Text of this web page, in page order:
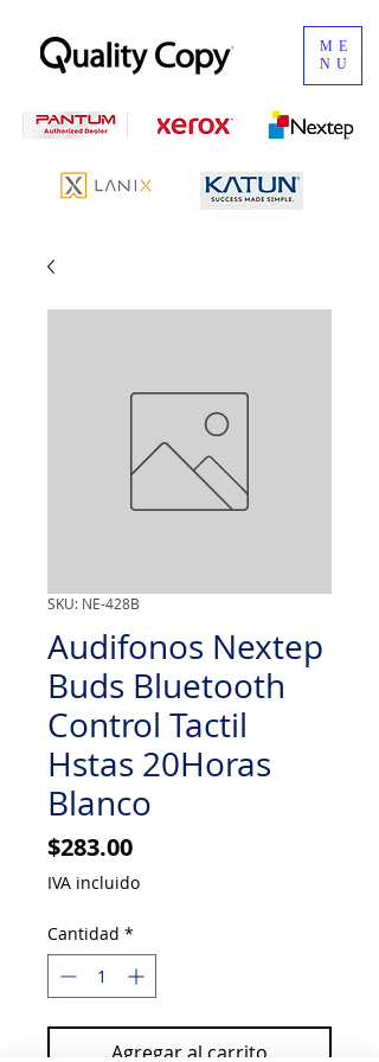
ME
NU
SKU: NE-428B
Audifonos Nextep
Buds Bluetooth
Control Tactil
Hstas 20Horas
Blanco
$283.00Precio
IVA incluido
Cantidad *
Agregar al carrito